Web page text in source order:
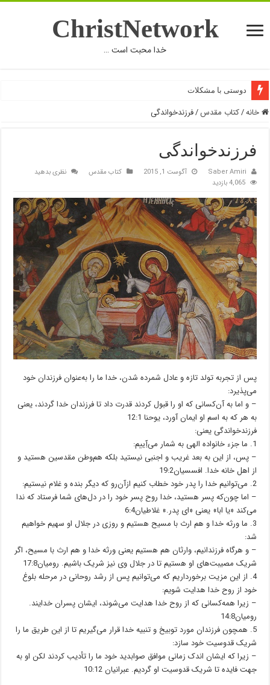
ChristNetwork
خدا محبت است …
دوستی با مشکلات
خانه/کتاب مقدس /فرزندخواندگی
فرزندخواندگی
Saber Amiri آگوست 1, 2015 کتاب مقدس
نظری بدهید
4,065 بازدید
پس از تجربه تولد تازه و عادل شمرده شدن، خدا ما را به‌عنوان فرزندان خود
می‌پذیرد:
– و اما به آن‌کسانی که او را قبول کردند قدرت داد تا فرزندان خدا گردند، یعنی
به هر که به اسم او ایمان آورد، یوحنا 12:1
فرزندخواندگی یعنی:
1. ما جزء خانواده الهی به شمار می‌آِییم:
– پس، از این به بعد غریب و اجنبی نیستید بلکه هم‌وطن مقدسین هستید و
از اهل خانه خدا. افسسیان19:2
2. می‌توانیم خدا را پدر خود خطاب کنیم ازآن‌رو که دیگر بنده و غلام نیستیم:
– اما چون‌که پسر هستید، خدا روح پسر خود را در دل‌های شما فرستاد که ندا
می‌کند «یا ابا» یعنی «ای پدر.» غلاطیان6:4
3. ما ورثه خدا و هم ارث با مسیح هستیم و روزی در جلال او سهیم خواهیم
شد:
– و هرگاه فرزندانیم، وارثان هم هستیم یعنی ورثه خدا و هم ارث با مسیح، اگر
شریک مصیبت‌های او هستیم تا در جلال وی نیز شریک باشیم. رومیان17:8
4. از این مزیت برخورداریم که می‌توانیم پس از رشد روحانی در مرحله بلوغ
خود از روح خدا هدایت شویم:
– زیرا همه‌کسانی که از روح خدا هدایت می‌شوند، ایشان پسران خدایند.
رومیان14:8
5. همچون فرزندان مورد توبیخ و تنبیه خدا قرار می‌گیریم تا از این طریق ما را
شریک قدوسیت خود سازد:
– زیرا که ایشان اندک زمانی موافق صوابدید خود ما را تأدیب کردند لکن او به
جهت فایده تا شریک قدوسیت او گردیم. عبرانیان 10:12